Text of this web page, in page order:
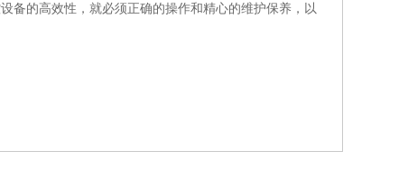
的高效性，就必须正确的操作和精心的维护保养，以